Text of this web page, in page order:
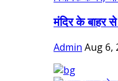
मंदिर के बाहर
Admin Aug 6,